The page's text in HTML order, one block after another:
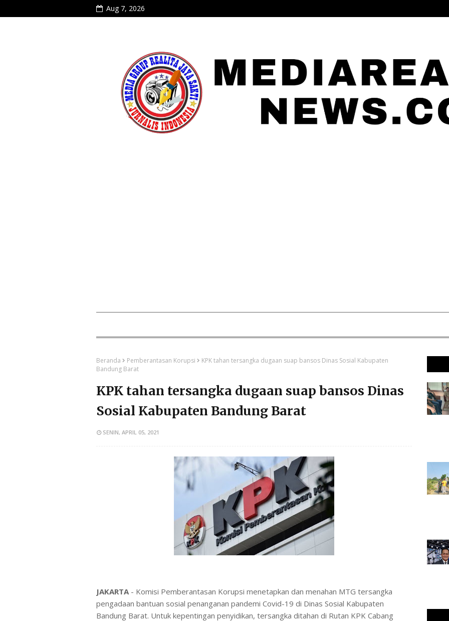
Aug 7, 2026
Beranda Pemberantasan Korupsi
KPK tahan tersangka dugaan suap bansos Dinas Sosial Kabupaten
Bandung Barat
KPK tahan tersangka dugaan suap bansos Dinas
Sosial Kabupaten Bandung Barat
SENIN, APRIL 05, 2021
JAKARTA - Komisi Pemberantasan Korupsi menetapkan dan menahan MTG tersangka
pengadaan bantuan sosial penanganan pandemi Covid-19 di Dinas Sosial Kabupaten
Bandung Barat. Untuk kepentingan penyidikan, tersangka ditahan di Rutan KPK Cabang